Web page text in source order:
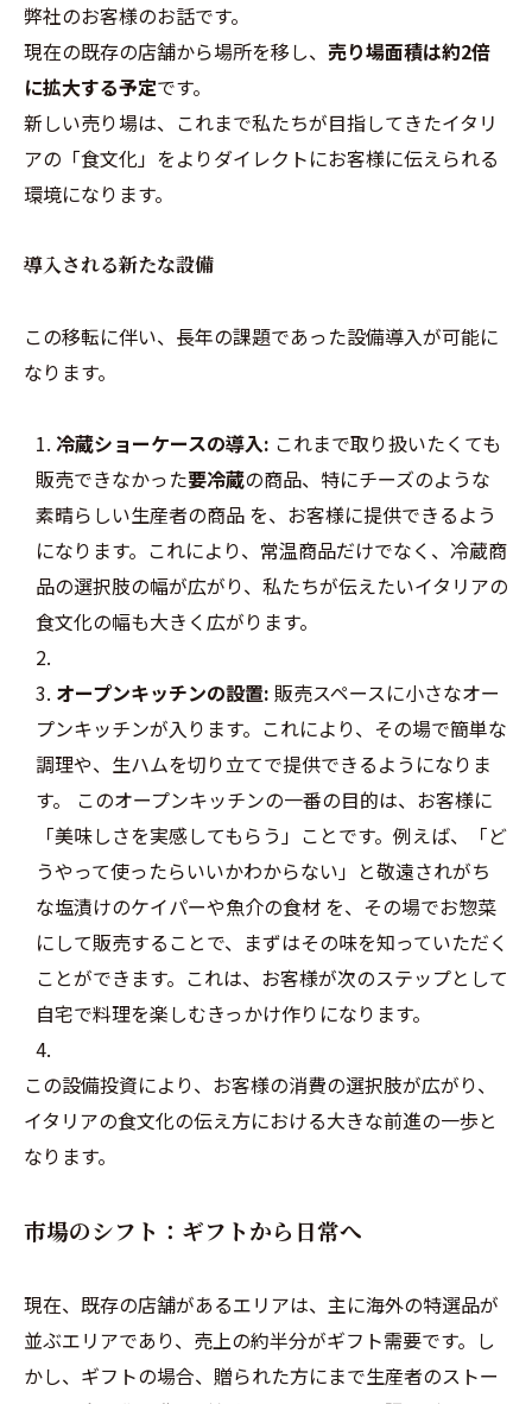
弊社のお客様のお話です。
現在の既存の店舗から場所を移し、 売り場面積は約2倍
に拡大する予定です。
新しい売り場は、これまで私たちが目指してきたイタリ
アの「食文化」をよりダイレクトにお客様に伝えられる
環境になります。
導入される新たな設備
この移転に伴い、長年の課題であった設備導入が可能に
なります。
冷蔵ショーケースの導入: これまで取り扱いたくても
販売できなかった要冷蔵の商品、特にチーズのような
素晴らしい生産者の商品 を、お客様に提供できるよう
になります。これにより、常温商品だけでなく、冷蔵商
品の選択肢の幅が広がり、私たちが伝えたいイタリアの
食文化の幅も大きく広がります。
オープンキッチンの設置: 販売スペースに小さなオー
プンキッチンが入ります。これにより、その場で簡単な
調理や、生ハムを切り立てで提供できるようになりま
す。 このオープンキッチンの一番の目的は、お客様に
「美味しさを実感してもらう」ことです。例えば、「ど
うやって使ったらいいかわからない」と敬遠されがち
な塩漬けのケイパーや魚介の食材 を、その場でお惣菜
にして販売することで、まずはその味を知っていただく
ことができます。これは、お客様が次のステップとして
自宅で料理を楽しむきっかけ作りになります。
この設備投資により、お客様の消費の選択肢が広がり、
イタリアの食文化の伝え方における大きな前進の一歩と
なります。
市場のシフト：ギフトから日常へ
現在、既存の店舗があるエリアは、主に海外の特選品が
並ぶエリアであり、売上の約半分がギフト需要です。し
かし、ギフトの場合、贈られた方にまで生産者のストー